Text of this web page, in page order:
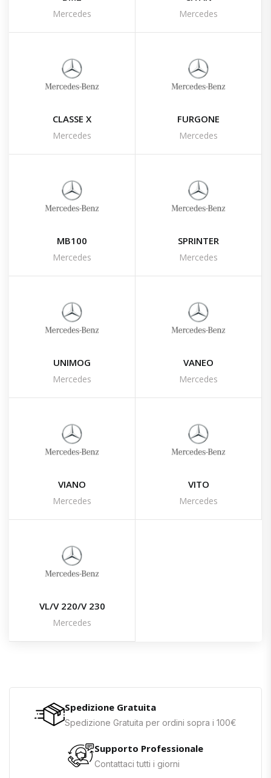
Mercedes Mercedes
CLASSE X
Mercedes
FURGONE
Mercedes
MB100
Mercedes
SPRINTER
Mercedes
UNIMOG
Mercedes
VANEO
Mercedes
VIANO
Mercedes
VITO
Mercedes
VL/V 220/V 230
Mercedes
Spedizione Gratuita
Spedizione Gratuita per ordini sopra i 100€
Supporto Professionale
Contattaci tutti i giorni